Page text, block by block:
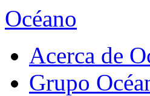
Océano
Acerca de
Grupo